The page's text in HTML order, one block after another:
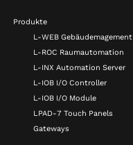
Produkte
L-WEB Gebäudemagement
L-ROC Raumautomation
L-INX Automation Server
L-IOB I/O Controller
L-IOB I/O Module
LPAD-7 Touch Panels
Gateways